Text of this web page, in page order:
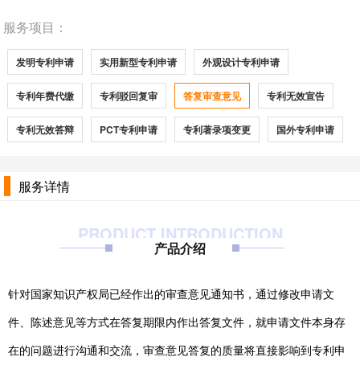
服务项目：
发明专利申请 实用新型专利申请 外观设计专利申请
专利年费代缴 专利驳回复审 答复审查意见 专利无效宣告
专利无效答辩 PCT专利申请 专利著录项变更 国外专利申请
服务详情
PRODUCT INTRODUCTION
产品介绍
针对国家知识产权局已经作出的审查意见通知书，通过修改申请文
件、陈述意见等方式在答复期限内作出答复文件，就申请文件本身存
在的问题进行沟通和交流，审查意见答复的质量将直接影响到专利申